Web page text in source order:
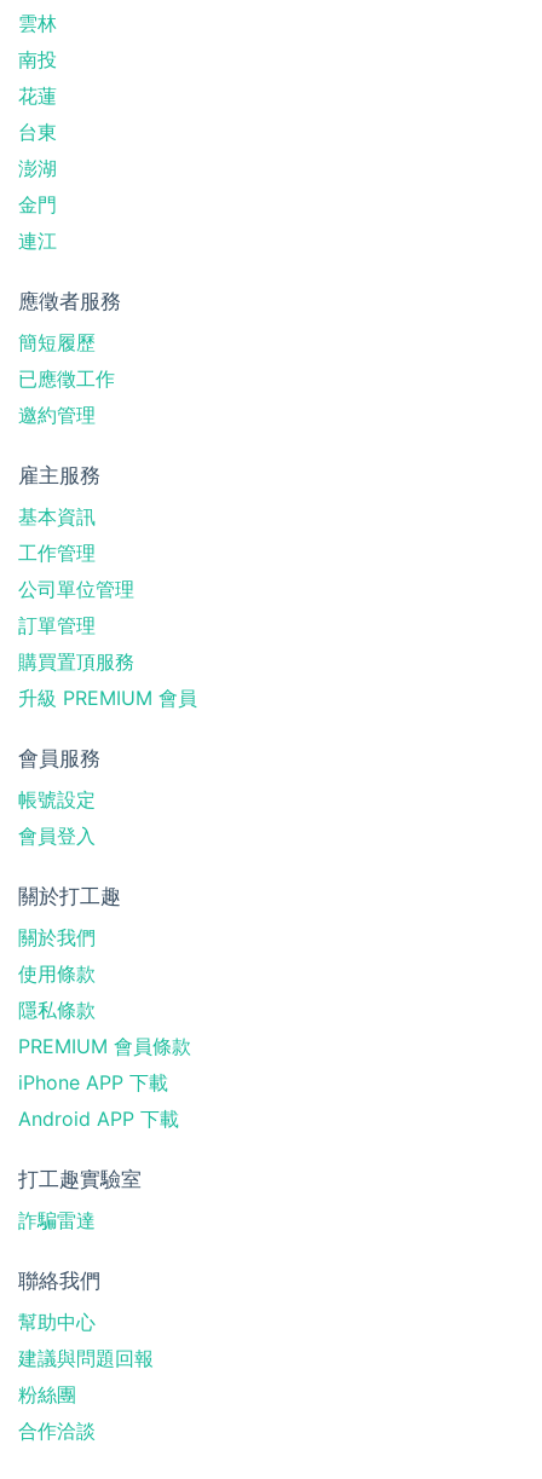
雲林
南投
花蓮
台東
澎湖
金門
連江
應徵者服務
簡短履歷
已應徵工作
邀約管理
雇主服務
基本資訊
工作管理
公司單位管理
訂單管理
購買置頂服務
升級 PREMIUM 會員
會員服務
帳號設定
會員登入
關於打工趣
關於我們
使用條款
隱私條款
PREMIUM 會員條款
iPhone APP 下載
Android APP 下載
打工趣實驗室
詐騙雷達
聯絡我們
幫助中心
建議與問題回報
粉絲團
合作洽談